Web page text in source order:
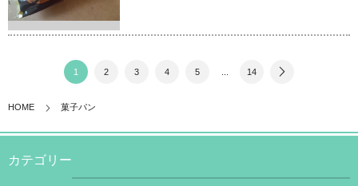
1 2 3 4 5 14
HOME 菓子パン
カテゴリー